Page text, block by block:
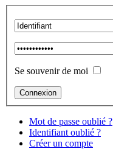
Se souvenir de moi
Mot de passe oublié ?
Identifiant oublié ?
Créer un compte